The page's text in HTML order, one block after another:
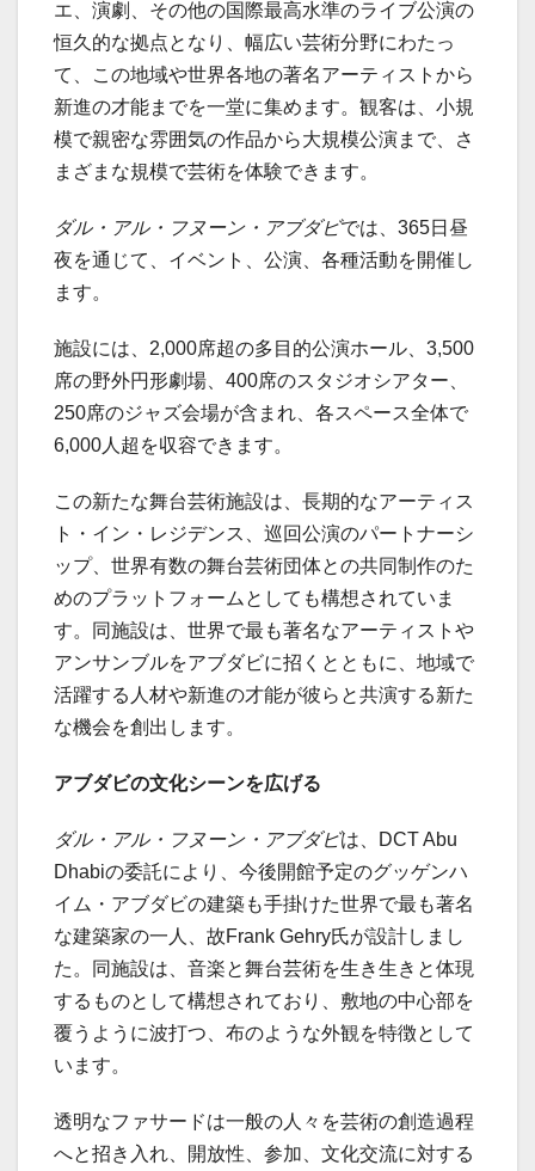
エ、演劇、その他の国際最高水準のライブ公演の
恒久的な拠点となり、幅広い芸術分野にわたっ
て、この地域や世界各地の著名アーティストから
新進の才能までを一堂に集めます。観客は、小規
模で親密な雰囲気の作品から大規模公演まで、さ
まざまな規模で芸術を体験できます。
ダル・アル・フヌーン・アブダビでは、365日昼
夜を通じて、イベント、公演、各種活動を開催し
ます。
施設には、2,000席超の多目的公演ホール、3,500
席の野外円形劇場、400席のスタジオシアター、
250席のジャズ会場が含まれ、各スペース全体で
6,000人超を収容できます。
この新たな舞台芸術施設は、長期的なアーティス
ト・イン・レジデンス、巡回公演のパートナーシ
ップ、世界有数の舞台芸術団体との共同制作のた
めのプラットフォームとしても構想されていま
す。同施設は、世界で最も著名なアーティストや
アンサンブルをアブダビに招くとともに、地域で
活躍する人材や新進の才能が彼らと共演する新た
な機会を創出します。
アブダビの文化シーンを広げる
ダル・アル・フヌーン・アブダビは、DCT Abu
Dhabiの委託により、今後開館予定のグッゲンハ
イム・アブダビの建築も手掛けた世界で最も著名
な建築家の一人、故Frank Gehry氏が設計しまし
た。同施設は、音楽と舞台芸術を生き生きと体現
するものとして構想されており、敷地の中心部を
覆うように波打つ、布のような外観を特徴として
います。
透明なファサードは一般の人々を芸術の創造過程
へと招き入れ、開放性、参加、文化交流に対する